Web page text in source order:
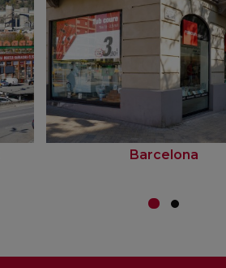
Barcelona